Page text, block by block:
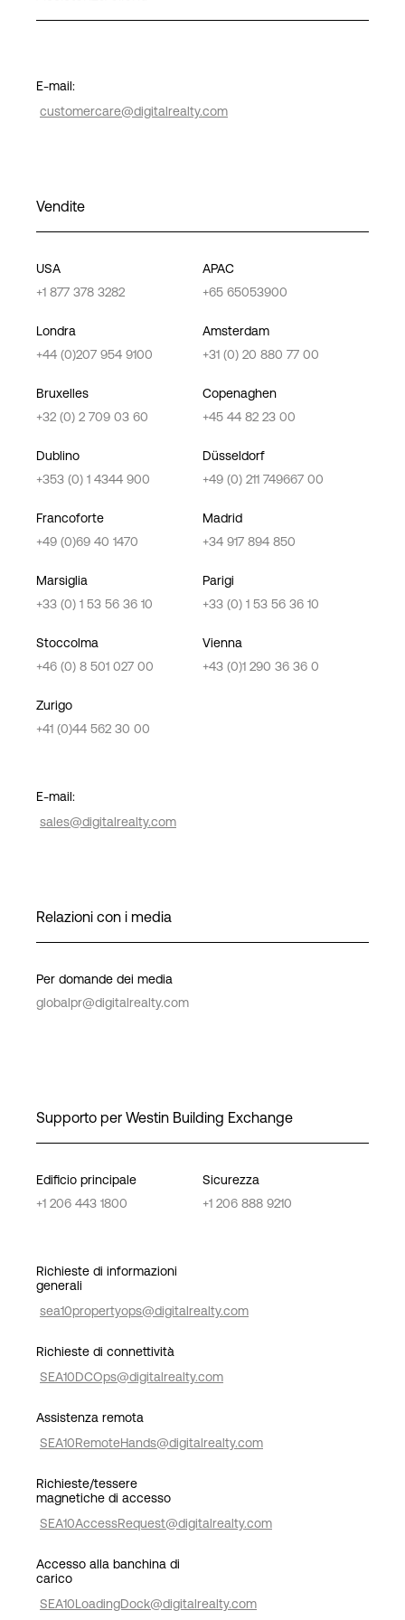
E-mail:
customercare@digitalrealty.com
Vendite
USA
+1 877 378 3282
APAC
+65 65053900
Londra
+44 (0)207 954 9100
Amsterdam
+31 (0) 20 880 77 00
Bruxelles
+32 (0) 2 709 03 60
Copenaghen
+45 44 82 23 00
Dublino
+353 (0) 1 4344 900
Düsseldorf
+49 (0) 211 749667 00
Francoforte
+49 (0)69 40 1470
Madrid
+34 917 894 850
Marsiglia
+33 (0) 1 53 56 36 10
Parigi
+33 (0) 1 53 56 36 10
Stoccolma
+46 (0) 8 501 027 00
Vienna
+43 (0)1 290 36 36 0
Zurigo
+41 (0)44 562 30 00
E-mail:
sales@digitalrealty.com
Relazioni con i media
Per domande dei media
globalpr@digitalrealty.com
Supporto per Westin Building Exchange
Edificio principale
+1 206 443 1800
Sicurezza
+1 206 888 9210
Richieste di informazioni
generali
sea10propertyops@digitalrealty.com
Richieste di connettività
SEA10DCOps@digitalrealty.com
Assistenza remota
SEA10RemoteHands@digitalrealty.com
Richieste/tessere
magnetiche di accesso
SEA10AccessRequest@digitalrealty.com
Accesso alla banchina di
carico
SEA10LoadingDock@digitalrealty.com